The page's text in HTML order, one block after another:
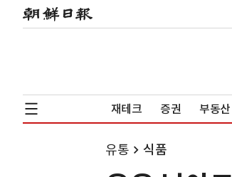
재테크 증권 부동산
유통 식품